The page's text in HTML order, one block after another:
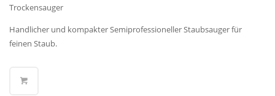
Trockensauger
Handlicher und kompakter Semiprofessioneller Staubsauger für
feinen Staub.